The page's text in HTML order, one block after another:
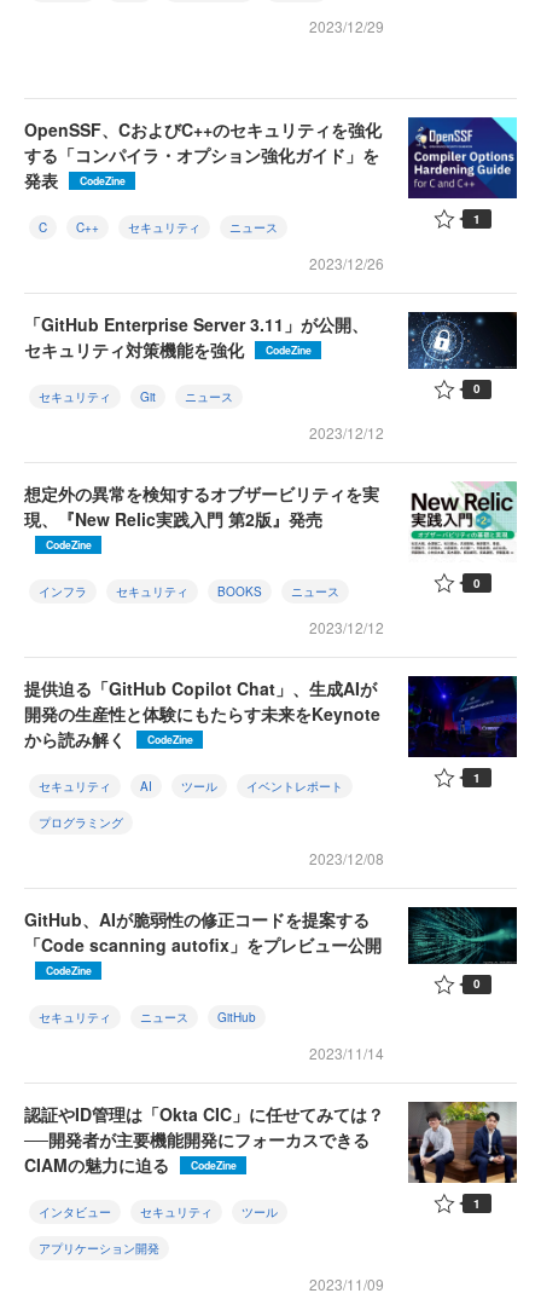
2023/12/29
OpenSSF、CおよびC++のセキュリティを強化
する「コンパイラ・オプション強化ガイド」を
発表
CodeZine
C C++ セキュリティ ニュース
2023/12/26
1
「GitHub Enterprise Server 3.11」が公開、
セキュリティ対策機能を強化
CodeZine
セキュリティ Git ニュース
2023/12/12
0
想定外の異常を検知するオブザービリティを実
現、『New Relic実践入門 第2版』発売
CodeZine
インフラ セキュリティ BOOKS ニュース
2023/12/12
0
提供迫る「GitHub Copilot Chat」、生成AIが
開発の生産性と体験にもたらす未来をKeynote
から読み解く
CodeZine
セキュリティ AI ツール イベントレポート
プログラミング
2023/12/08
1
GitHub、AIが脆弱性の修正コードを提案する
「Code scanning autofix」をプレビュー公開
CodeZine
セキュリティ ニュース GitHub
2023/11/14
0
認証やID管理は「Okta CIC」に任せてみては？
──開発者が主要機能開発にフォーカスできる
CIAMの魅力に迫る
CodeZine
インタビュー セキュリティ ツール
アプリケーション開発
2023/11/09
1